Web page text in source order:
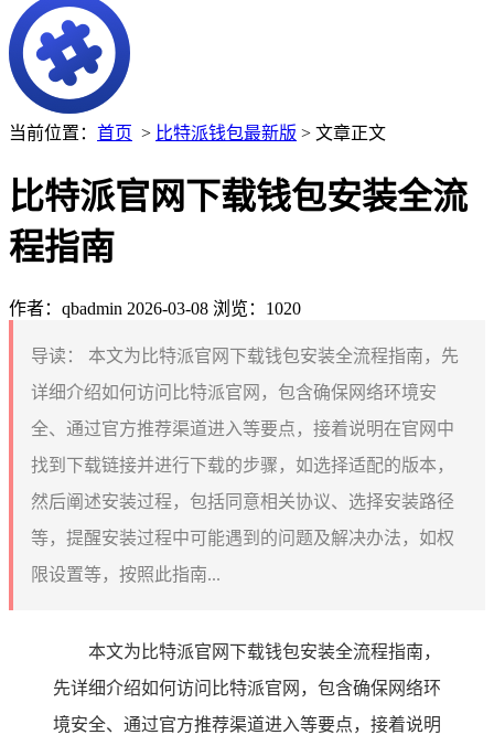
当前位置： 首页 > 比特派钱包最新版 > 文章正文
比特派官网下载钱包安装全流
程指南
作者：qbadmin 2026-03-08 浏览：1020
导读：
本文为比特派官网下载钱包安装全流程指南，先
详细介绍如何访问比特派官网，包含确保网络环境安
全、通过官方推荐渠道进入等要点，接着说明在官网中
找到下载链接并进行下载的步骤，如选择适配的版本，
然后阐述安装过程，包括同意相关协议、选择安装路径
等，提醒安装过程中可能遇到的问题及解决办法，如权
限设置等，按照此指南...
本文为比特派官网下载钱包安装全流程指南，
先详细介绍如何访问比特派官网，包含确保网络环
境安全、通过官方推荐渠道进入等要点，接着说明